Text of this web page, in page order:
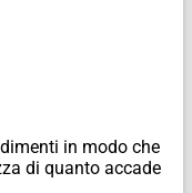
in modo che
di quanto accade